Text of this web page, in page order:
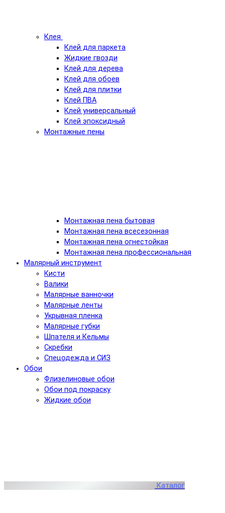
Клея
Клей для паркета
Жидкие гвозди
Клей для дерева
Клей для обоев
Клей для плитки
Клей ПВА
Клей универсальный
Клей эпоксидный
Монтажные пены
Монтажная пена бытовая
Монтажная пена всесезонная
Монтажная пена огнестойкая
Монтажная пена профессиональная
Малярный инструмент
Кисти
Валики
Малярные ванночки
Малярные ленты
Укрывная пленка
Малярные губки
Шпателя и Кельмы
Скребки
Спецодежда и СИЗ
Обои
Флизелиновые обои
Обои под покраску
Жидкие обои
Каталог